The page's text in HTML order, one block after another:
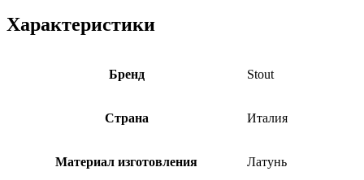
Характеристики
Бренд Stout
Страна Италия
Материал изготовления Латунь